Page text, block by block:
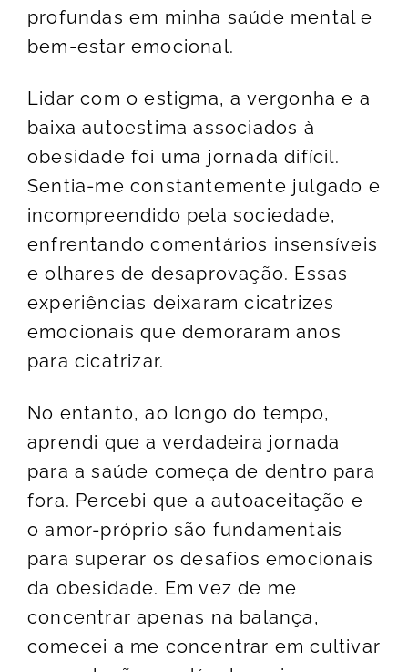
profundas em minha saúde mental e
bem-estar emocional.
Lidar com o estigma, a vergonha e a
baixa autoestima associados à
obesidade foi uma jornada difícil.
Sentia-me constantemente julgado e
incompreendido pela sociedade,
enfrentando comentários insensíveis
e olhares de desaprovação. Essas
experiências deixaram cicatrizes
emocionais que demoraram anos
para cicatrizar.
No entanto, ao longo do tempo,
aprendi que a verdadeira jornada
para a saúde começa de dentro para
fora. Percebi que a autoaceitação e
o amor-próprio são fundamentais
para superar os desafios emocionais
da obesidade. Em vez de me
concentrar apenas na balança,
comecei a me concentrar em cultivar